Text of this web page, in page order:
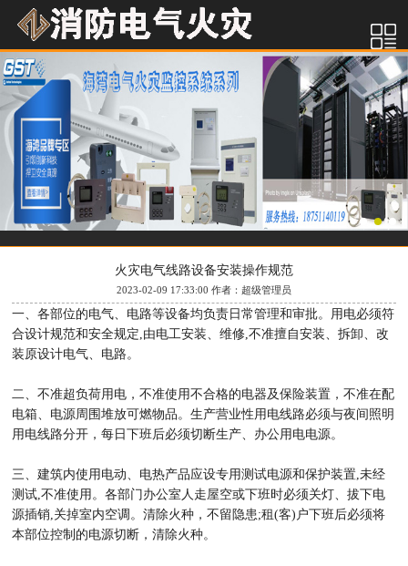
火灾电气线路设备安装操作规范
2023-02-09 17:33:00 作者：超级管理员
一、各部位的电气、电路等设备均负责日常管理和审批。用电必须符
合设计规范和安全规定,由电工安装、维修,不准擅自安装、拆卸、改
装原设计电气、电路。
二、不准超负荷用电，不准使用不合格的电器及保险装置，不准在配
电箱、电源周围堆放可燃物品。生产营业性用电线路必须与夜间照明
用电线路分开，每日下班后必须切断生产、办公用电电源。
三、建筑内使用电动、电热产品应设专用测试电源和保护装置,未经
测试,不准使用。各部门办公室人走屋空或下班时必须关灯、拔下电
源插销,关掉室内空调。清除火种，不留隐患;租(客)户下班后必须将
本部位控制的电源切断，清除火种。